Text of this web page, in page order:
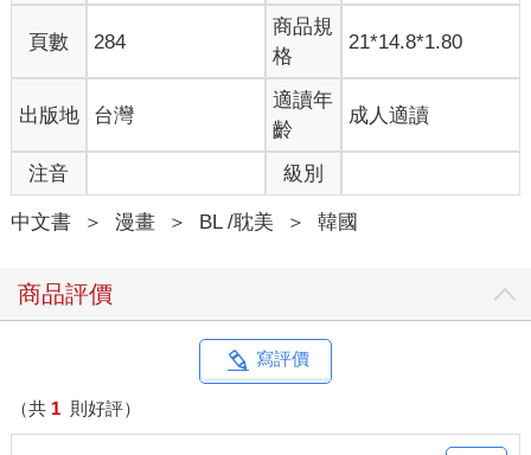
頁數 284
商品規
格
21*14.8*1.80
出版地 台灣
適讀年
齡
成人適讀
注音 級別
中文書 ＞ 漫畫 ＞ BL /耽美 ＞ 韓國
商品評價
寫評價
（共 1 則好評）